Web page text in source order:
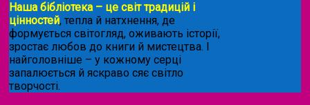
Наша бібліотека – це світ традицій і
цінностей, тепла й натхнення, де
формується світогляд, оживають історії,
зростає любов до книги й мистецтва. І
найголовніше – у кожному серці
запалюється й яскраво сяє світло
творчості.